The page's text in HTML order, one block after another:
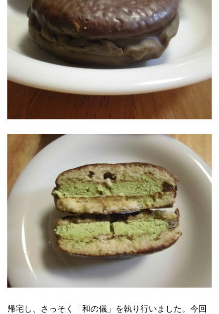
帰宅し、さっそく「和の儀」を執り行いました。今回